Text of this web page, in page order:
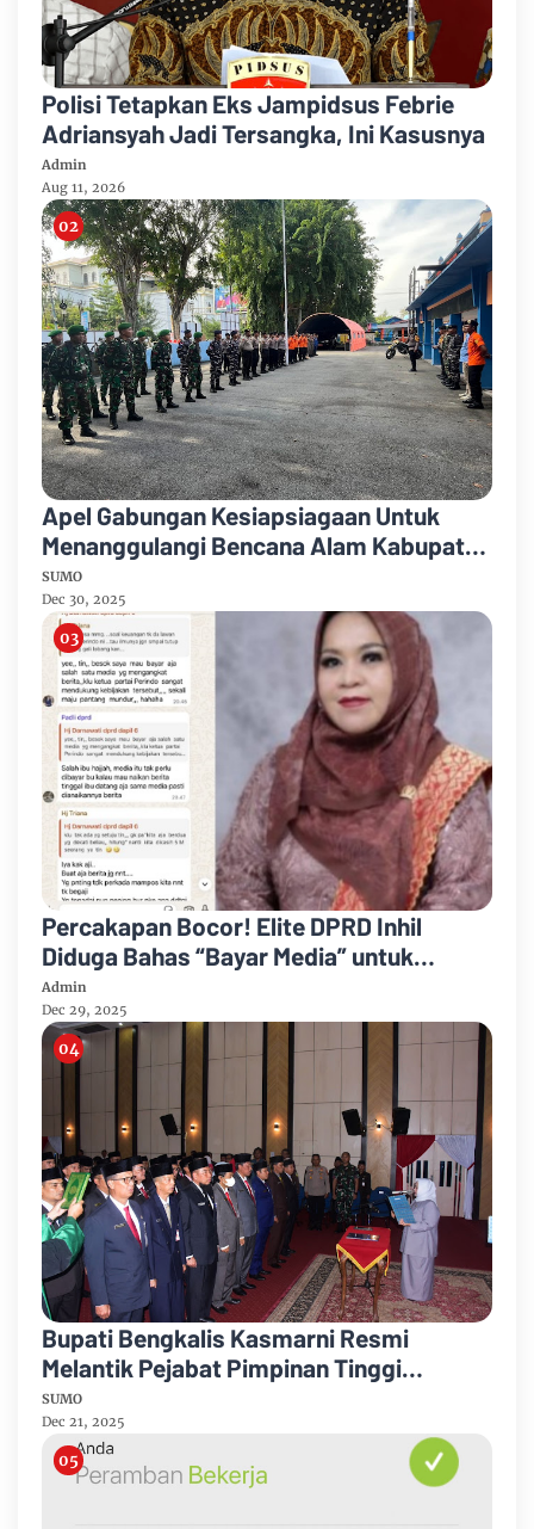
Polisi Tetapkan Eks Jampidsus Febrie
Adriansyah Jadi Tersangka, Ini Kasusnya
Admin
Aug 11, 2026
Apel Gabungan Kesiapsiagaan Untuk
Menanggulangi Bencana Alam Kabupaten
Bengkalis
SUMO
Dec 30, 2025
Percakapan Bocor! Elite DPRD Inhil
Diduga Bahas “Bayar Media” untuk
Dukung Kebijakan
Admin
Dec 29, 2025
Bupati Bengkalis Kasmarni Resmi
Melantik Pejabat Pimpinan Tinggi
Pratama
SUMO
Dec 21, 2025